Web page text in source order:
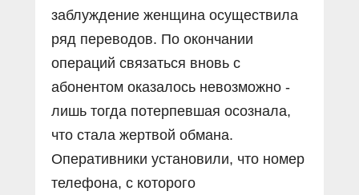
заблуждение женщина осуществила
ряд переводов. По окончании
операций связаться вновь с
абонентом оказалось невозможно -
лишь тогда потерпевшая осознала,
что стала жертвой обмана.
Оперативники установили, что номер
телефона, с которого